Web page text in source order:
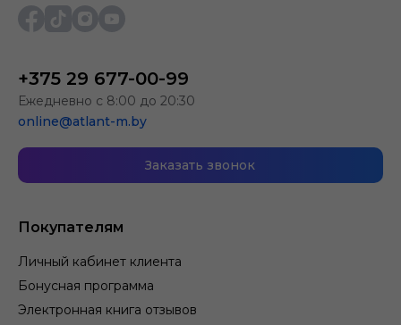
Покупателям
Личный кабинет клиента
Бонусная программа
Электронная книга отзывов
+375 29 677-00-99
Ежедневно с 8:00 до 20:30
online@atlant-m.by
Заказать звонок